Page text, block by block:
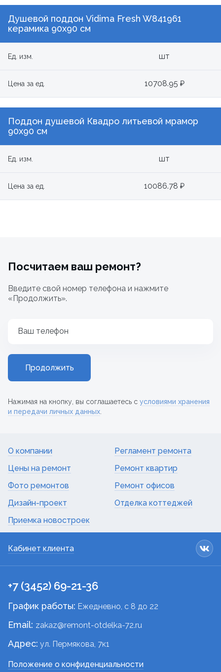
Душевой поддон Vidima Fresh W841961
керамика 90х90 см
Ед. изм. шт
Цена за ед. 10708.95 ₽
Поддон душевой Квадро литьевой мрамор
90х90 см
Ед. изм. шт
Цена за ед. 10086.78 ₽
Посчитаем ваш ремонт?
Введите свой номер телефона и нажмите
«Продолжить».
Ваш телефон
Продолжить
Нажимая на кнопку, вы соглашаетесь с условиями хранения
и передачи личных данных.
О компании
Цены на ремонт
Фото ремонтов
Дизайн-проект
Приемка новостроек
Регламент ремонта
Ремонт квартир
Ремонт офисов
Отделка коттеджей
Кабинет клиента
+7 (3452) 69-21-36
График работы: Ежедневно, c 8 до 22
Email: zakaz@remont-otdelka-72.ru
Адрес: ул. Пермякова, 7к1
Положение о конфиденциальности